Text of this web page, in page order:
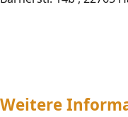
Weitere